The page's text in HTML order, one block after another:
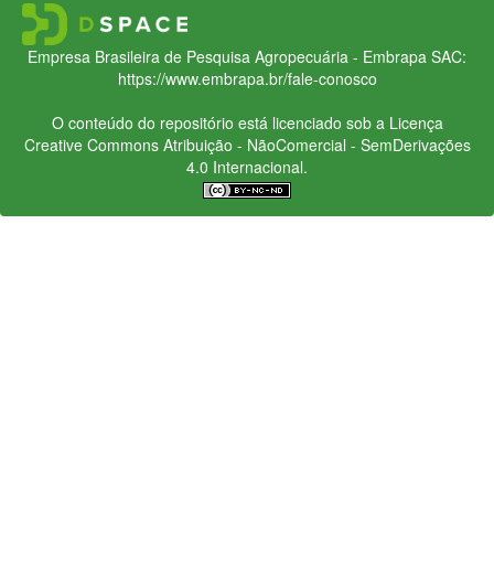
Empresa Brasileira de Pesquisa Agropecuária - Embrapa SAC:
https://www.embrapa.br/fale-conosco
O conteúdo do repositório está licenciado sob a Licença
Creative CommonsAtribuição - NãoComercial - SemDerivações
4.0 Internacional.